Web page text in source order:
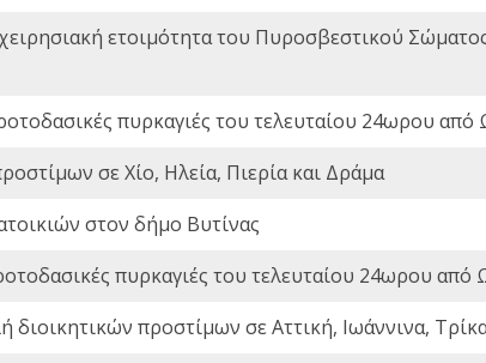
ετοιμότητα του Πυροσβεστικού
πυρκαγιές του τελευταίου 24ωρου
σε Χίο, Ηλεία, Πιερία και Δράμα
στον δήμο Βυτίνας
πυρκαγιές του τελευταίου 24ωρου
διοικητικών προστίμων σε Αττική, Ιωάννινα,